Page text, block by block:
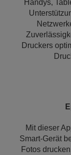
Handys,
Druckers
Mit dieser
Smart-Gerät
Fotos